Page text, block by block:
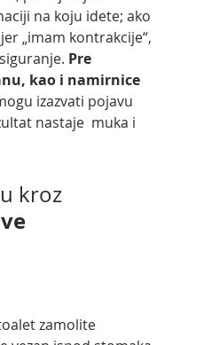
na koju idete; ako
„imam kontrakcije“,
Pre
kao i namirnice
mogu izazvati pojavu
nastaje  muka i
zamolite